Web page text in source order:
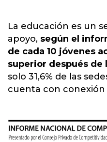
La educación es un
apoyo, según el
de cada 10 jóvenes
superior después de
solo 31,6% de las
cuenta con